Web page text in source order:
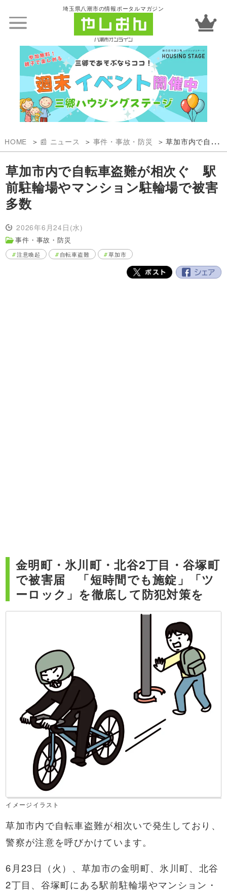
埼玉県八潮市の情報ポータルマガジン
HOME 📰 ニュース 事件・事故・防災 草加市内で自転車盗難が相次ぐ 駅前駐輪場やマンション駐輪場で被害多数
草加市内で自転車盗難が相次ぐ 駅
前駐輪場やマンション駐輪場で被害
多数
2026年6月24日(水)
事件・事故・防災
注意喚起 自転車盗難 草加市
金明町・氷川町・北谷2丁目・谷塚町
で被害届 「短時間でも施錠」「ツ
ーロック」を徹底して防犯対策を
イメージイラスト
草加市内で自転車盗難が相次いで発生しており、
警察が注意を呼びかけています。
6月23日（火）、草加市の金明町、氷川町、北谷
2丁目、谷塚町にある駅前駐輪場やマンション・